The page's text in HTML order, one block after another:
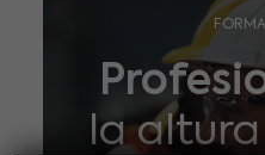
la